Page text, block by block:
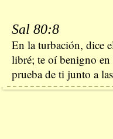
Sal 80:8
En la turbación, dice
libré; te oí benigno
prueba de ti junto a